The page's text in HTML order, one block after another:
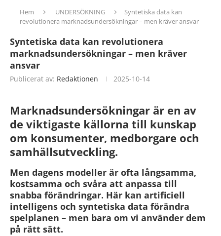
Hem UNDERSÖKNING
Syntetiska data kan
revolutionera marknadsundersökningar – men kräver ansvar
Syntetiska data kan revolutionera
marknadsundersökningar – men kräver
ansvar
Publicerat av: Redaktionen 2025-10-14
Marknadsundersökningar är en av
de viktigaste källorna till kunskap
om konsumenter, medborgare och
samhällsutveckling.
Men dagens modeller är ofta långsamma,
kostsamma och svåra att anpassa till
snabba förändringar. Här kan artificiell
intelligens och syntetiska data förändra
spelplanen – men bara om vi använder dem
på rätt sätt.